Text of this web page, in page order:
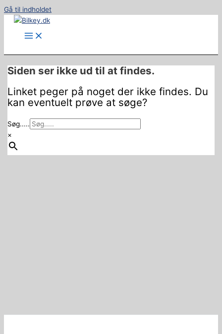
Gå til indholdet
Siden ser ikke ud til at findes.
Linket peger på noget der ikke findes. Du
kan eventuelt prøve at søge?
Søg.....
×